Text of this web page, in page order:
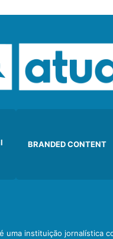
BRANDED CONTENT
uma instituição jornalística